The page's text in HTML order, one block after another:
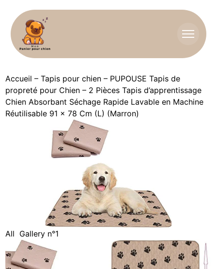
Accueil –Tapis pour chien – PUPOUSE Tapis de
propreté pour Chien – 2 Pièces Tapis d’apprentissage
Chien Absorbant Séchage Rapide Lavable en Machine
Réutilisable 91 x 78 Cm (L) (Marron)
All Gallery n°1